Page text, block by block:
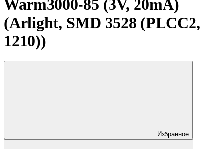
Warm3000-85 (3V, 20mA)
(Arlight, SMD 3528 (PLCC2,
1210))
Избранное